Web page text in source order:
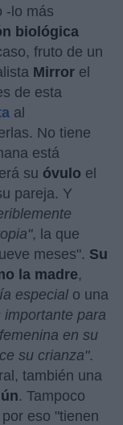
-lo más
biológica
fruto de un
Mirror el
de esta
al
No tiene
está
su óvulo el
pareja. Y
, la que
meses". Su
la madre,
especial o una
importante para
en su
su crianza".
también una
. Tampoco
eso "tienen